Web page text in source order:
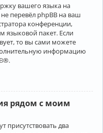
вашего языка на
перевёл phpBB на ваш
конференции,
языковой пакет. Если
то вы сами можете
информацию
®.
рядом с моим
присутствовать два